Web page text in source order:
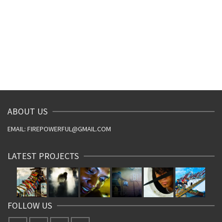
ABOUT US
EMAIL: FIREPOWERFUL@GMAIL.COM
LATEST PROJECTS
FOLLOW US